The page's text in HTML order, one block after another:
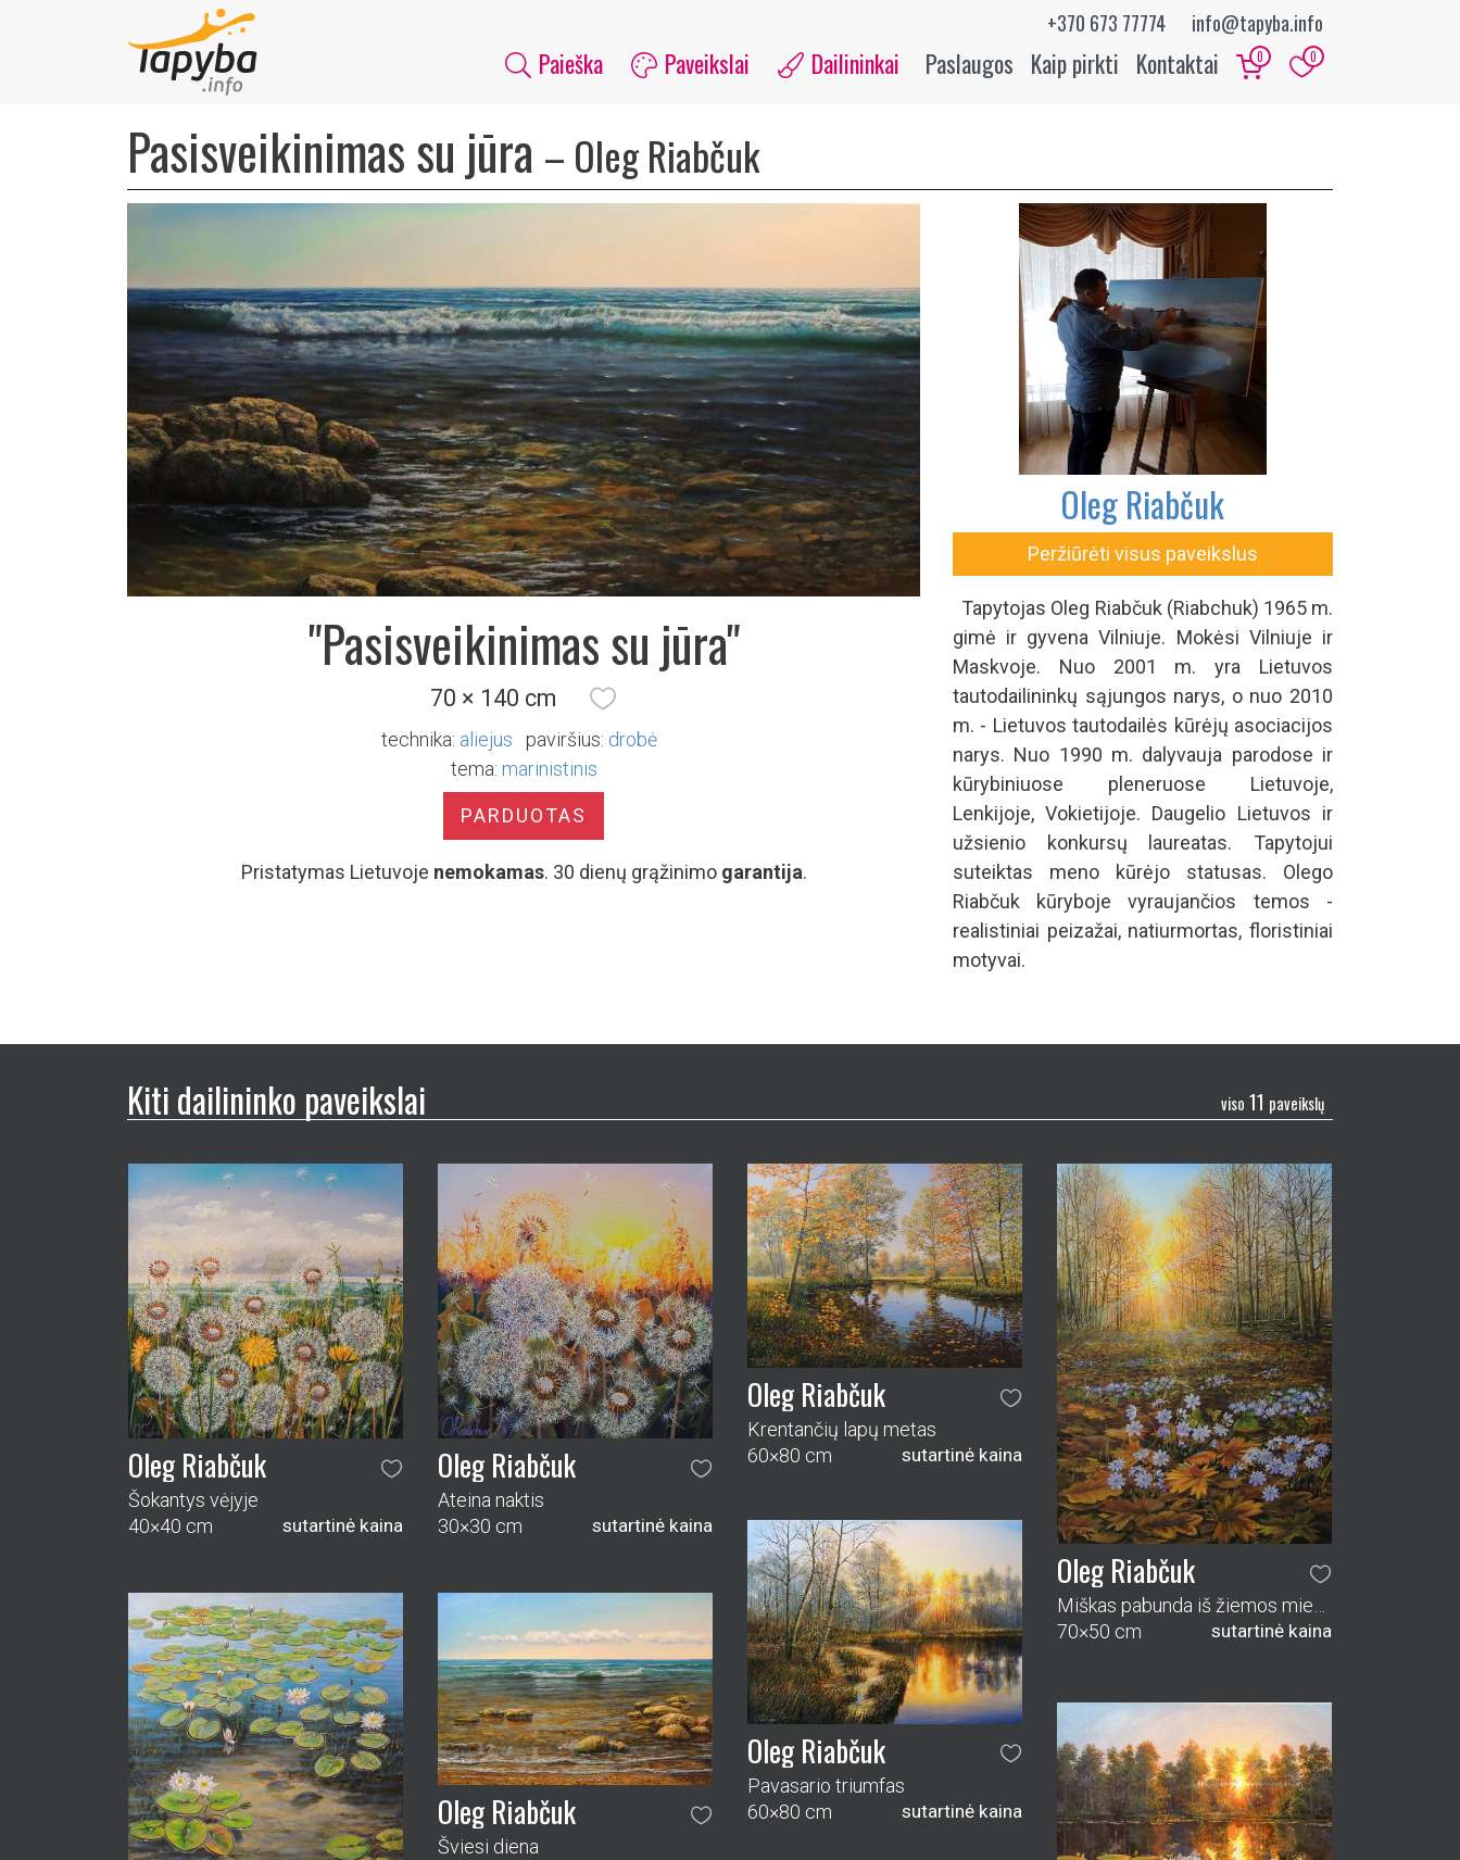
+370 673 77774 info@tapyba.info
Paieška Paveikslai Dailininkai Paslaugos Kaip pirkti Kontaktai 0 0
Pasisveikinimas su jūra – Oleg Riabčuk
"Pasisveikinimas su jūra"
70 × 140 cm
technika: aliejus paviršius: drobė
tema: marinistinis
PARDUOTAS
Pristatymas Lietuvoje nemokamas. 30 dienų grąžinimo garantija.
Oleg Riabčuk
Peržiūrėti visus paveikslus
Tapytojas Oleg Riabčuk (Riabchuk) 1965 m.
gimė ir gyvena Vilniuje. Mokėsi Vilniuje ir
Maskvoje. Nuo 2001 m. yra Lietuvos
tautodailininkų sąjungos narys, o nuo 2010
m. - Lietuvos tautodailės kūrėjų asociacijos
narys. Nuo 1990 m. dalyvauja parodose ir
kūrybiniuose pleneruose Lietuvoje,
Lenkijoje, Vokietijoje. Daugelio Lietuvos ir
užsienio konkursų laureatas. Tapytojui
suteiktas meno kūrėjo statusas. Olego
Riabčuk kūryboje vyraujančios temos -
realistiniai peizažai, natiurmortas, floristiniai
motyvai.
Kiti dailininko paveikslai viso 11 paveikslų
Oleg Riabčuk
Šokantys vėjyje
40×40 cm
sutartinė kaina
Oleg Riabčuk
Ateina naktis
30×30 cm
sutartinė kaina
Oleg Riabčuk
Krentančių lapų metas
60×80 cm
sutartinė kaina
Oleg Riabčuk
70×50 cm
sutartinė kaina
Oleg Riabčuk
Pavasario triumfas
60×80 cm
sutartinė kaina
Oleg Riabčuk
Šviesi diena